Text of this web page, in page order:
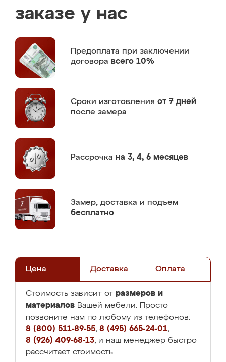
заказе у нас
Предоплата при заключении
договора всего 10%
Сроки изготовления от 7 дней
после замера
Рассрочка на 3, 4, 6 месяцев
Замер, доставка и подъем
бесплатно
Цена Доставка Оплата
Стоимость зависит от размеров и
материалов Вашей мебели. Просто
позвоните нам по любому из телефонов:
8 (800) 511-89-55, 8 (495) 665-24-01,
8 (926) 409-68-13, и наш менеджер быстро
рассчитает стоимость.